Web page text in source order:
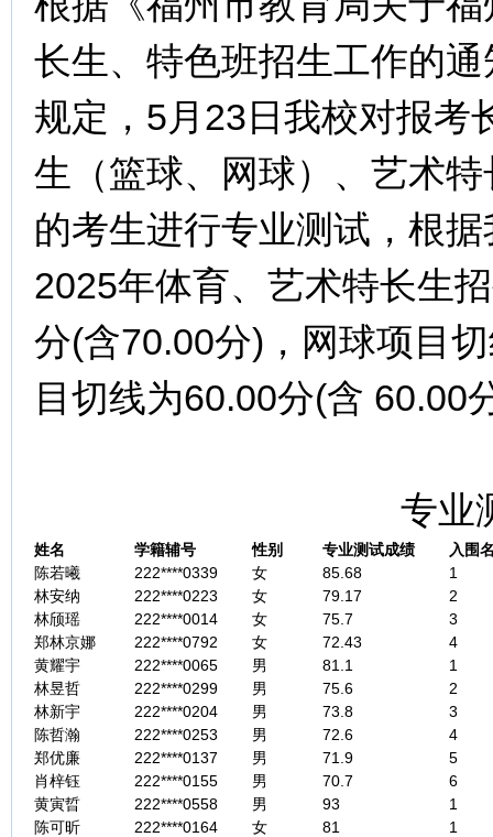
长生、特色班招生工作的
规定，5月23日我校对报考
生（篮球、网球）、艺术
的考生进行专业测试，根
2025年体育、艺术特长生
分(含70.00分)，网球项目
目切线为60.00分(含 60.00
专业
姓名 学籍辅号 性别 专业测试成绩
入围
陈若曦
222****0339 女 85.68
1
林安纳
222****0223 女 79.17
2
林颀瑶
222****0014 女 75.7
3
郑林京娜
222****0792 女 72.43
4
黄耀宇
222****0065 男 81.1
1
林昱哲
222****0299 男 75.6
2
林新宇
222****0204 男 73.8
3
陈哲瀚
222****0253 男 72.6
4
郑优廉
222****0137 男 71.9
5
肖梓钰
222****0155 男 70.7
6
黄寅晢
222****0558 男 93
1
陈可昕
222****0164 女 81 1